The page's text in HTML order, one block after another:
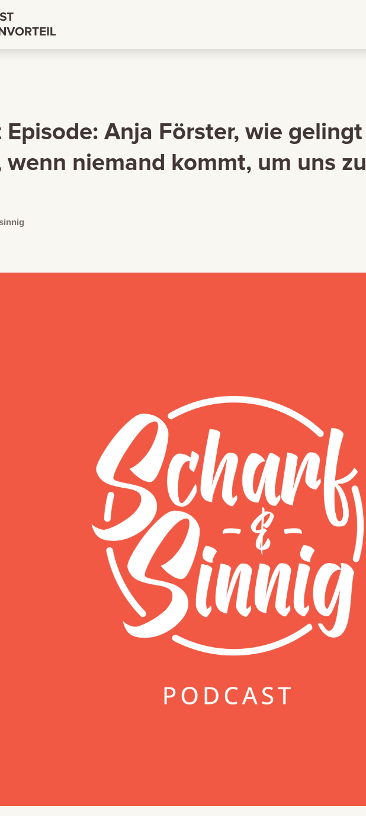
Episode: Anja Förster, wie gelingt
wenn niemand kommt, um uns zu